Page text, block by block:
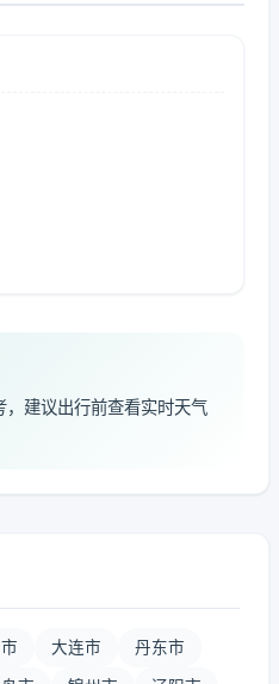
建议出行前查看实时天气
大连市 丹东市